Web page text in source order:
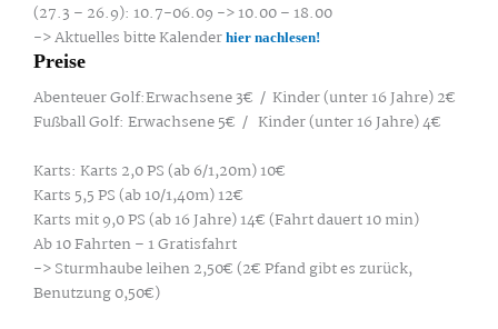
(27.3 – 26.9): 10.7-06.09 -> 10.00 – 18.00
-> Aktuelles bitte Kalender hier nachlesen!
Preise
Abenteuer Golf:Erwachsene 3€ / Kinder (unter 16 Jahre) 2€
Fußball Golf: Erwachsene 5€ / Kinder (unter 16 Jahre) 4€
Karts: Karts 2,0 PS (ab 6/1,20m) 10€
Karts 5,5 PS (ab 10/1,40m) 12€
Karts mit 9,0 PS (ab 16 Jahre) 14€ (Fahrt dauert 10 min)
Ab 10 Fahrten – 1 Gratisfahrt
-> Sturmhaube leihen 2,50€ (2€ Pfand gibt es zurück,
Benutzung 0,50€)